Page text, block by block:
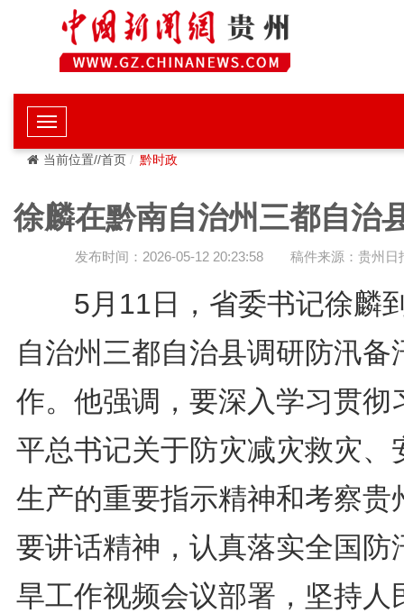
当前位置//首页 黔时政
徐麟在黔南自治州三都自治
发布时间：2026-05-12 20:23:58 稿件来源：贵州日
5月11日，省委书记徐麟
自治州三都自治县调研防汛备
作。他强调，要深入学习贯彻
平总书记关于防灾减灾救灾、
生产的重要指示精神和考察贵
要讲话精神，认真落实全国防
旱工作视频会议部署，坚持人